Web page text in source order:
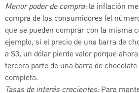
Menor poder de compra:la inflación
compra de los consumidores (el
que se pueden comprar con la misma
ejemplo, si el precio de una barra de
a $3, un dólar pierde valor porque
tercera parte de una barra de
completa.
Tasas de interés crecientes:Para